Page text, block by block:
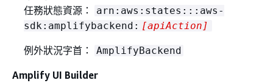
任務狀態資源：
arn:aws:states:::aws-
sdk:amplifybackend: [apiAction]
例外狀況字首： AmplifyBackend
Amplify UI Builder